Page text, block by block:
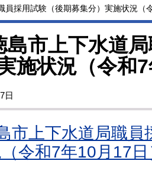
員採用試験（後期募集分）実施状況（
島市上下水道
施状況（令和
日
市上下水道局職員
令和7年10月17